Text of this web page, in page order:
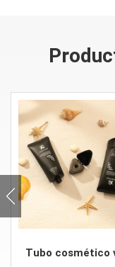
Tubo cosmético